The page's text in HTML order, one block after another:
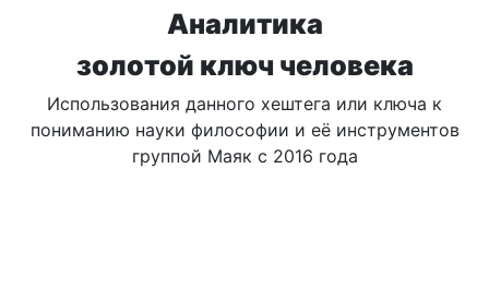
Аналитика
золотой ключ человека
Использования данного хештега или ключа к
пониманию науки философии и её инструментов
группой Маяк с 2016 года